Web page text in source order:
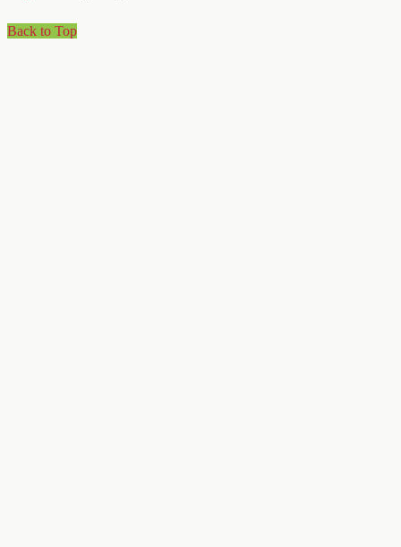
Back to Top